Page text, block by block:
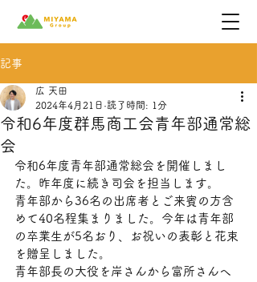
記事
令和6年度群馬商工会青年部通常総
会
広 天田
2024年4月21日 読了時間: 1分
令和6年度青年部通常総会を開催しまし
た。昨年度に続き司会を担当します。
青年部から36名の出席者とご来賓の方含
めて40名程集まりました。今年は青年部
の卒業生が5名おり、お祝いの表彰と花束
を贈呈しました。
青年部長の大役を岸さんから富所さんへ